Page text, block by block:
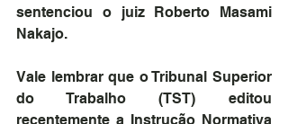
sentenciou o juiz Roberto Masami
Nakajo.
Vale lembrar que o Tribunal Superior
do Trabalho (TST) editou
recentemente a Instrução Normativa